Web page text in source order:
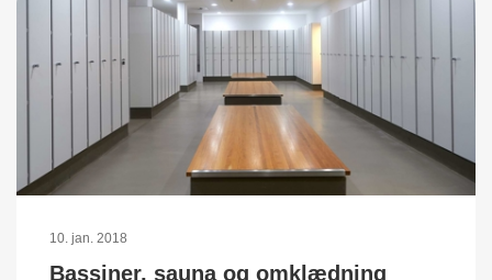
10. jan. 2018
Bassiner, sauna og omklædning